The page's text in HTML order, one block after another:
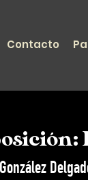
Contacto